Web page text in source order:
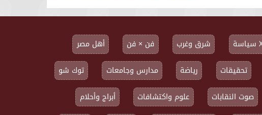
شرق وغرب فن × فن
أهل مصر
تحقيقات رياضة مدارس وجامعات
توك شو
صوت النقابات علوم واكتشافات أبراج وأحلام